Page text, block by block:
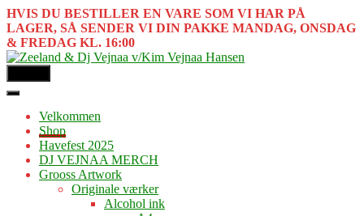
HVIS DU BESTILLER EN VARE SOM VI HAR PÅ
LAGER, SÅ SENDER VI DIN PAKKE MANDAG, ONSDAG
& FREDAG KL. 16:00
Velkommen
Shop
Havefest 2025
DJ VEJNAA MERCH
Grooss Artwork
Originale værker
Alcohol ink